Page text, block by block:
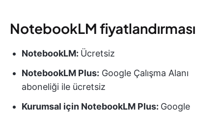
NotebookLM fiyatlandırması
NotebookLM: Ücretsiz
NotebookLM Plus: Google Çalışma Alanı
aboneliği ile ücretsiz
Kurumsal için NotebookLM Plus: Google